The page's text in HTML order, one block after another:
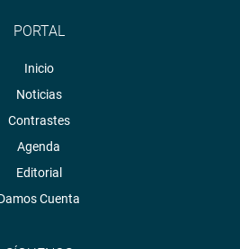
PORTAL
Inicio
Noticias
Contrastes
Agenda
Editorial
Cuenta